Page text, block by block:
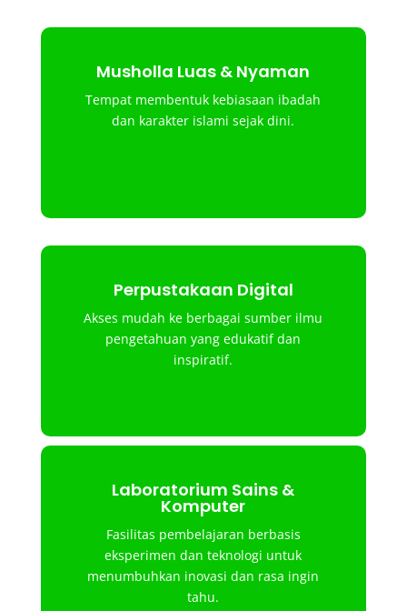
Musholla Luas & Nyaman
Tempat membentuk kebiasaan ibadah
dan karakter islami sejak dini.
Perpustakaan Digital
Akses mudah ke berbagai sumber ilmu
pengetahuan yang edukatif dan
inspiratif.
Laboratorium Sains &
Komputer
Fasilitas pembelajaran berbasis
eksperimen dan teknologi untuk
menumbuhkan inovasi dan rasa ingin
tahu.